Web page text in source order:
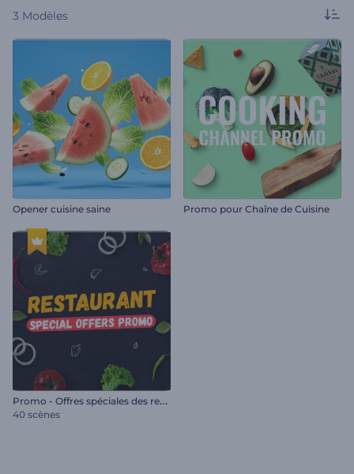
3 Modèles
Opener cuisine saine Promo pour Chaîne de Cuisine
P
romo - Offres spéciales des restaurants
40 scènes